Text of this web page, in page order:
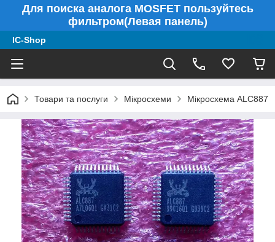
Для поиска аналога MOSFET пользуйтесь
фильтром(Левая панель)
IC-Shop
Товари та послуги Мікросхеми Мікросхема ALC887